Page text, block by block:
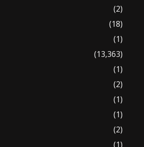
(2)
(18)
(1)
(13,363)
(1)
(2)
(1)
(1)
(2)
(1)